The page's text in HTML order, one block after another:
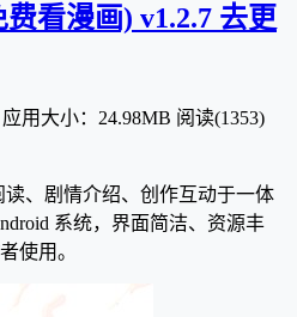
看漫画) v1.2.7 去更
应用大小：24.98MB 阅读(1353)
、剧情介绍、创作互动于一体
系统，界面简洁、资源丰
使用。